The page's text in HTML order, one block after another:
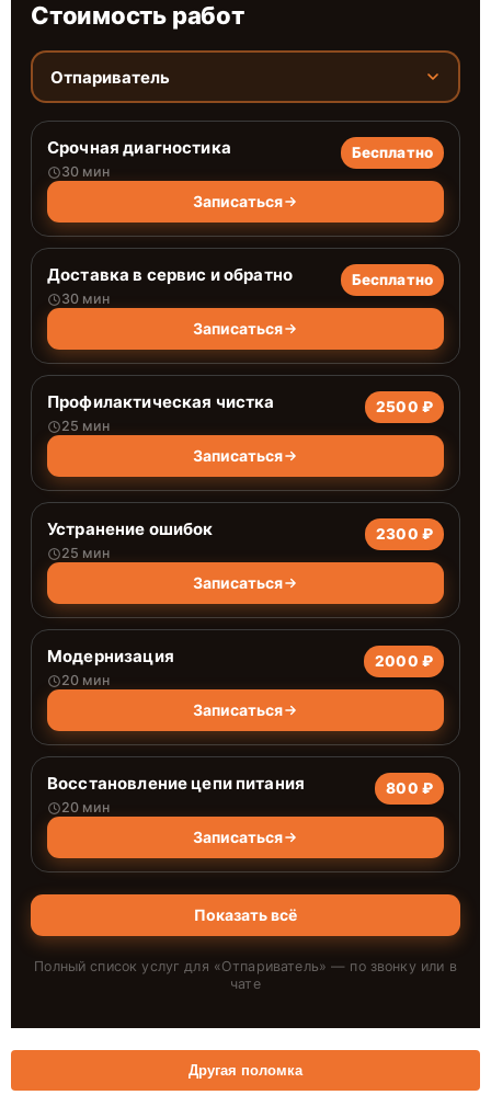
Стоимость работ
Отпариватель
Срочная диагностика
30 мин
Бесплатно
Записаться
Доставка в сервис и обратно
30 мин
Бесплатно
Записаться
Профилактическая чистка
25 мин
2500 ₽
Записаться
Устранение ошибок
25 мин
2300 ₽
Записаться
Модернизация
20 мин
2000 ₽
Записаться
Восстановление цепи питания
20 мин
800 ₽
Записаться
Показать всё
Полный список услуг для «Отпариватель» — по звонку или в
чате
Другая поломка